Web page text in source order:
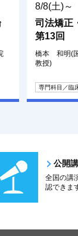
8/8(土)～
司法矯正
第13回
橋本 和明(
教授)
専門科目／臨
公開
全国の講
認できま